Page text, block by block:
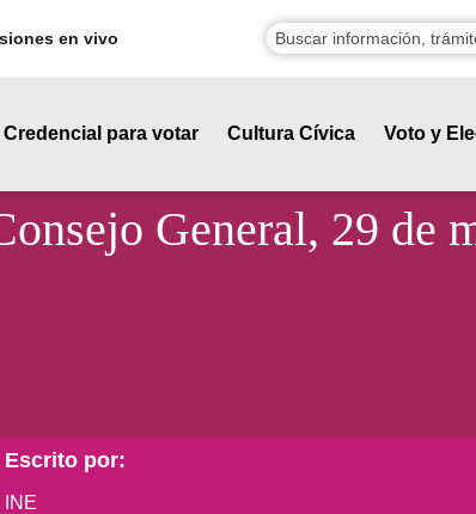
en vivo
Credencial para votar Cultura Cívica Voto y
General, 29 de
Escrito por:
INE